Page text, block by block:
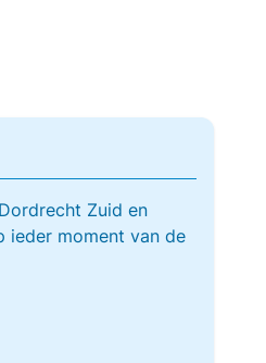
Zuid en
ieder moment van de